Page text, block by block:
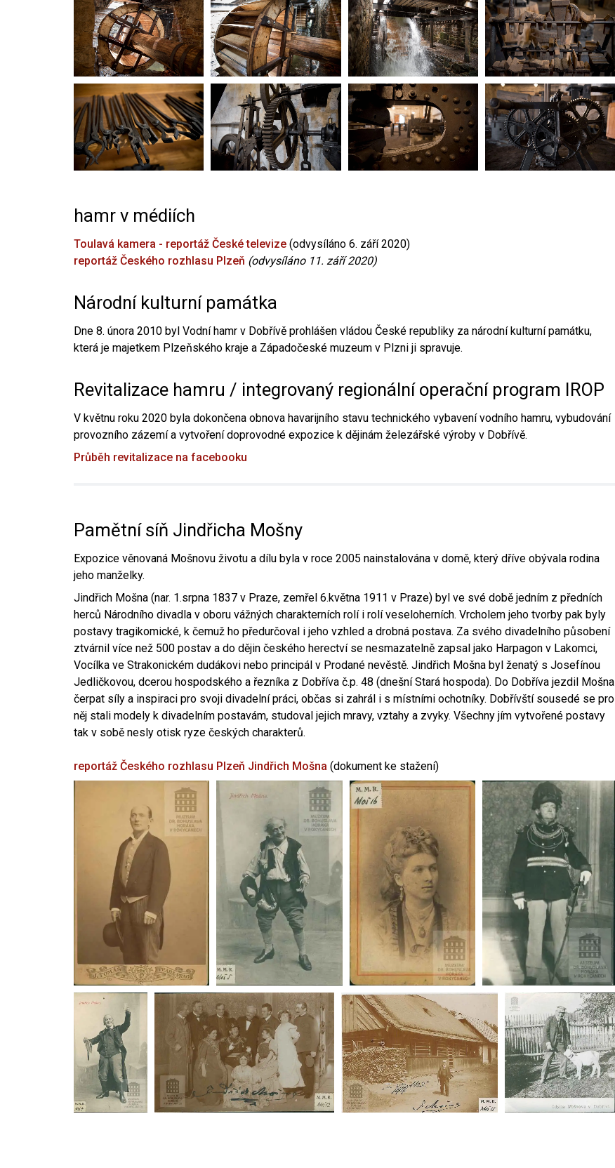
hamr v médiích
Toulavá kamera - reportáž České televize (odvysíláno 6. září 2020)
reportáž Českého rozhlasu Plzeň (odvysíláno 11. září 2020)
Národní kulturní památka
Dne 8. února 2010 byl Vodní hamr v Dobřívě prohlášen vládou České republiky za národní kulturní památku,
která je majetkem Plzeňského kraje a Západočeské muzeum v Plzni ji spravuje.
Revitalizace hamru / integrovaný regionální operační program IROP
V květnu roku 2020 byla dokončena obnova havarijního stavu technického vybavení vodního hamru, vybudování
provozního zázemí a vytvoření doprovodné expozice k dějinám železářské výroby v Dobřívě.
Průběh revitalizace na facebooku
Pamětní síň Jindřicha Mošny
Expozice věnovaná Mošnovu životu a dílu byla v roce 2005 nainstalována v domě, který dříve obývala rodina
jeho manželky.
Jindřich Mošna (nar. 1.srpna 1837 v Praze, zemřel 6.května 1911 v Praze) byl ve své době jedním z předních
herců Národního divadla v oboru vážných charakterních rolí i rolí veseloherních. Vrcholem jeho tvorby pak byly
postavy tragikomické, k čemuž ho předurčoval i jeho vzhled a drobná postava. Za svého divadelního působení
ztvárnil více než 500 postav a do dějin českého herectví se nesmazatelně zapsal jako Harpagon v Lakomci,
Vocílka ve Strakonickém dudákovi nebo principál v Prodané nevěstě. Jindřich Mošna byl ženatý s Josefínou
Jedličkovou, dcerou hospodského a řezníka z Dobříva č.p. 48 (dnešní Stará hospoda). Do Dobříva jezdil Mošna
čerpat síly a inspiraci pro svoji divadelní práci, občas si zahrál i s místními ochotníky. Dobřívští sousedé se pro
něj stali modely k divadelním postavám, studoval jejich mravy, vztahy a zvyky. Všechny jím vytvořené postavy
tak v sobě nesly otisk ryze českých charakterů.
reportáž Českého rozhlasu Plzeň Jindřich Mošna (dokument ke stažení)